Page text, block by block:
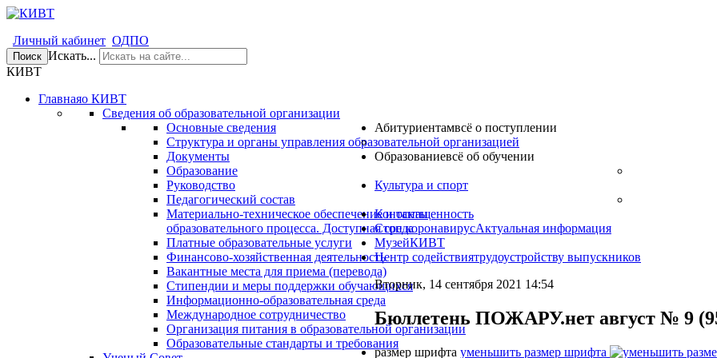
Личный кабинет ОДПО
Поиск Искать...
КИВТ
Главнаяо КИВТ
Сведения об образовательной организации
Основные сведения
Структура и органы управления образовательной организацией
Документы
Образование
Руководство
Педагогический состав
Материально-техническое обеспечение и оснащенность
образовательного процесса. Доступная среда
Платные образовательные услуги
Финансово-хозяйственная деятельность
Вакантные места для приема (перевода)
Стипендии и меры поддержки обучающихся
Информационно-образовательная среда
Международное сотрудничество
Организация питания в образовательной организации
Образовательные стандарты и требования
Абитуриентамвсё о поступлении
Образованиевсё об обучении
Культура и спорт
Контакты
Стоп коронавирусАктуальная информация
МузейКИВТ
Центр содействиятрудоустройству выпускников
Вторник, 14 сентября 2021 14:54
Бюллетень ПОЖАРУ.нет август № 9
размер шрифта уменьшить размер шрифта